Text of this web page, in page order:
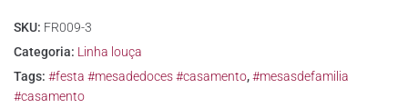
SKU: FR009-3
Categoria: Linha louça
Tags: #festa #mesadedoces #casamento,#mesasdefamilia
#casamento